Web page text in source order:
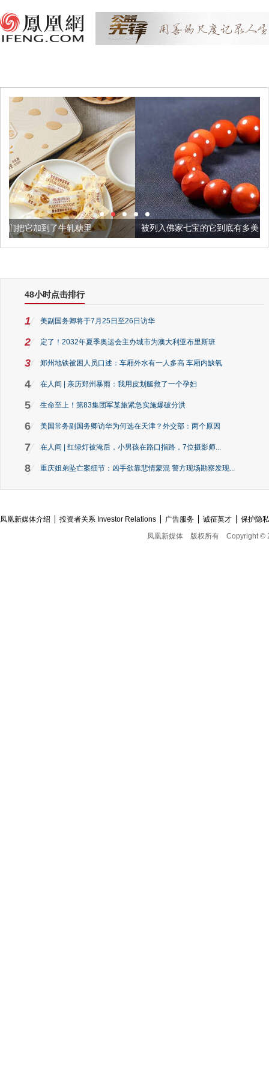
里 被列入佛家七宝的它到底有多美？
48小时点击排行
1 美副国务卿将于7月25日至26日访华
2 定了！2032年夏季奥运会主办城市为澳大利亚布里斯班
3 郑州地铁被困人员口述：车厢外水有一人多高 车厢内缺氧
4 在人间 | 亲历郑州暴雨：我用皮划艇救了一个孕妇
5 生命至上！第83集团军某旅紧急实施爆破分洪
6 美国常务副国务卿访华为何选在天津？外交部：两个原因
7 在人间 | 红绿灯被淹后，小男孩在路口指路，7位摄影师...
8 重庆姐弟坠亡案细节：凶手欲靠悲情蒙混 警方现场勘察发现...
凤凰新媒体介绍 投资者关系 Investor Relations 广告服务 诚征英才
保护隐
凤凰新媒体
版权所有 Copyright ©